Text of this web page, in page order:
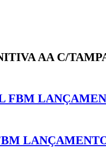
AA C/
FBM